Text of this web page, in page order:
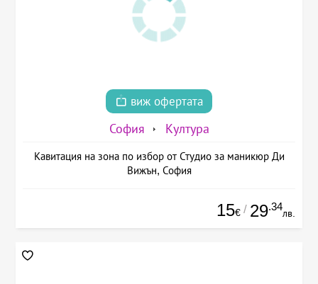
виж офертата
София Култура
Кавитация на зона по избор от Студио за маникюр Ди
Вижън, София
15€ / 29.34
лв.